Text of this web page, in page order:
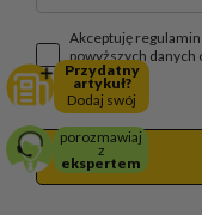
Przydatny
artykuł?
Dodaj swój
porozmawiaj
z
ekspertem
Akceptuję
powyższych danych
newslettera.